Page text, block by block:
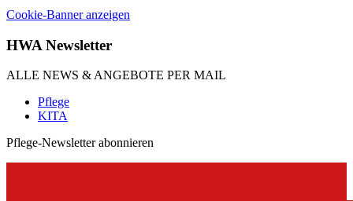
Cookie-Banner anzeigen
HWA Newsletter
ALLE NEWS & ANGEBOTE PER MAIL
Pflege
KITA
Pflege-Newsletter abonnieren